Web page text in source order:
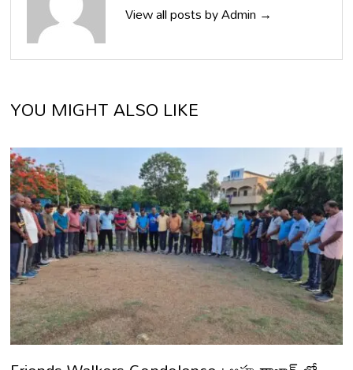
View all posts by Admin →
YOU MIGHT ALSO LIKE